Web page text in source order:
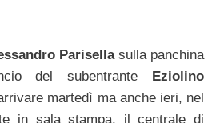
Parisellasulla panchina
del subentrante
Eziolino
martedì ma anche ieri, nel
in sala stampa, il centrale di